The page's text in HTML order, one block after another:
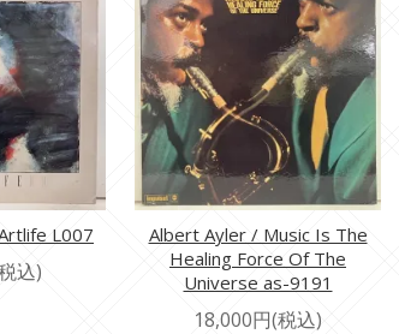
L007
込)
Albert Ayler / Music Is The
Healing Force Of The
Universe as-9191
18,000円(税込)